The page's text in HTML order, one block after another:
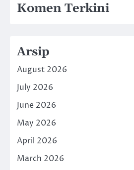
Komen Terkini
Arsip
August 2026
July 2026
June 2026
May 2026
April 2026
March 2026